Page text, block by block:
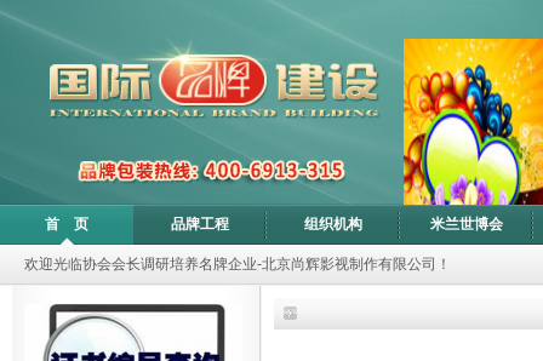
首 页 品牌工程 组织机构 米兰世博会
欢迎光临协会会长调研培养名牌企业-北京尚辉影视制作有限公司！